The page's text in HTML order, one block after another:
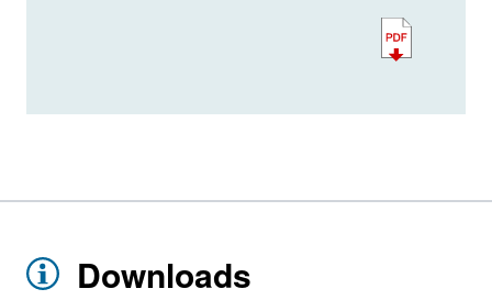
Downloads